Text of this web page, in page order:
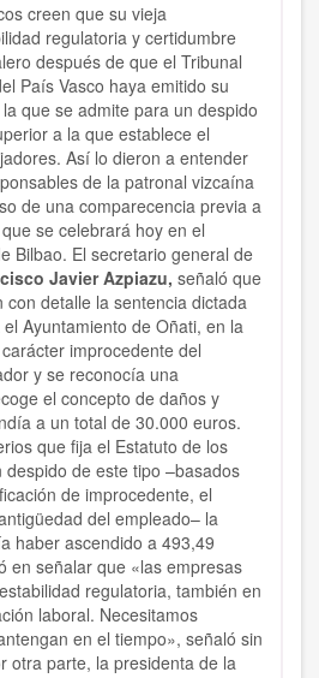
creen que su vieja
regulatoria y certidumbre
después de que el Tribunal
País Vasco haya emitido su
que se admite para un despido
a la que establece el
Así lo dieron a entender
de la patronal vizcaína
de una comparecencia previa a
se celebrará hoy en el
Bilbao. El secretario general de
Javier Azpiazu, señaló que
con detalle la sentencia dictada
Ayuntamiento de Oñati, en la
improcedente del
y se reconocía una
el concepto de daños y
a un total de 30.000 euros.
que fija el Estatuto de los
de este tipo –basados
de improcedente, el
del empleado– la
haber ascendido a 493,49
en señalar que «las empresas
regulatoria, también en
laboral. Necesitamos
en el tiempo», señaló sin
otra parte, la presidenta de la